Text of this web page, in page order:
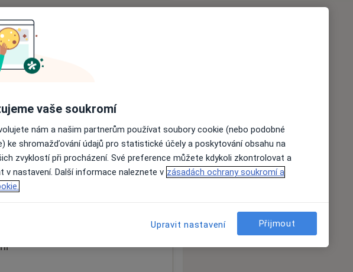
nejsou k dispozici
informace o svých službách.
vaše soukromí
nám a našim partnerům používat soubory cookie (nebo podobné
ke shromažďování údajů pro statistické účely a poskytování obsahu na
zvyklostí při procházení. Své preference můžete kdykoli zkontrolovat a
v nastavení. Další informace naleznete v zásadách ochrany soukromí a
Upravit nastavení Přijmout